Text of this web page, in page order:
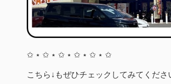
✩ ⋆ ✩ ⋆ ✩ ⋆ ✩ ⋆ ✩ ⋆ ✩
こちら↓もぜひチェックしてみてくだ